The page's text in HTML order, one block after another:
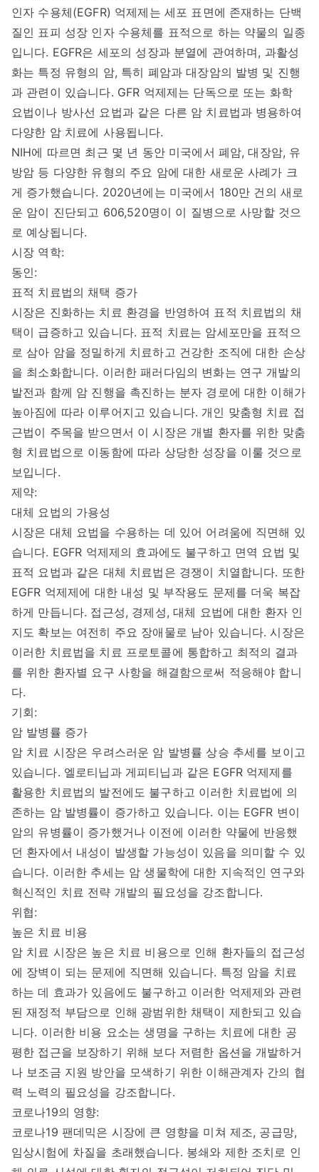
인자 수용체(EGFR) 억제제는 세포 표면에 존재하는 단백
질인 표피 성장 인자 수용체를 표적으로 하는 약물의 일종
입니다. EGFR은 세포의 성장과 분열에 관여하며, 과활성
화는 특정 유형의 암, 특히 폐암과 대장암의 발병 및 진행
과 관련이 있습니다. GFR 억제제는 단독으로 또는 화학
요법이나 방사선 요법과 같은 다른 암 치료법과 병용하여
다양한 암 치료에 사용됩니다.
NIH에 따르면 최근 몇 년 동안 미국에서 폐암, 대장암, 유
방암 등 다양한 유형의 주요 암에 대한 새로운 사례가 크
게 증가했습니다. 2020년에는 미국에서 180만 건의 새로
운 암이 진단되고 606,520명이 이 질병으로 사망할 것으
로 예상됩니다.
시장 역학:
동인:
표적 치료법의 채택 증가
시장은 진화하는 치료 환경을 반영하여 표적 치료법의 채
택이 급증하고 있습니다. 표적 치료는 암세포만을 표적으
로 삼아 암을 정밀하게 치료하고 건강한 조직에 대한 손상
을 최소화합니다. 이러한 패러다임의 변화는 연구 개발의
발전과 함께 암 진행을 촉진하는 분자 경로에 대한 이해가
높아짐에 따라 이루어지고 있습니다. 개인 맞춤형 치료 접
근법이 주목을 받으면서 이 시장은 개별 환자를 위한 맞춤
형 치료법으로 이동함에 따라 상당한 성장을 이룰 것으로
보입니다.
제약:
대체 요법의 가용성
시장은 대체 요법을 수용하는 데 있어 어려움에 직면해 있
습니다. EGFR 억제제의 효과에도 불구하고 면역 요법 및
표적 요법과 같은 대체 치료법은 경쟁이 치열합니다. 또한
EGFR 억제제에 대한 내성 및 부작용도 문제를 더욱 복잡
하게 만듭니다. 접근성, 경제성, 대체 요법에 대한 환자 인
지도 확보는 여전히 주요 장애물로 남아 있습니다. 시장은
이러한 치료법을 치료 프로토콜에 통합하고 최적의 결과
를 위한 환자별 요구 사항을 해결함으로써 적응해야 합니
다.
기회:
암 발병률 증가
암 치료 시장은 우려스러운 암 발병률 상승 추세를 보이고
있습니다. 엘로티닙과 게피티닙과 같은 EGFR 억제제를
활용한 치료법의 발전에도 불구하고 이러한 치료법에 의
존하는 암 발병률이 증가하고 있습니다. 이는 EGFR 변이
암의 유병률이 증가했거나 이전에 이러한 약물에 반응했
던 환자에서 내성이 발생할 가능성이 있음을 의미할 수 있
습니다. 이러한 추세는 암 생물학에 대한 지속적인 연구와
혁신적인 치료 전략 개발의 필요성을 강조합니다.
위협:
높은 치료 비용
암 치료 시장은 높은 치료 비용으로 인해 환자들의 접근성
에 장벽이 되는 문제에 직면해 있습니다. 특정 암을 치료
하는 데 효과가 있음에도 불구하고 이러한 억제제와 관련
된 재정적 부담으로 인해 광범위한 채택이 제한되고 있습
니다. 이러한 비용 요소는 생명을 구하는 치료에 대한 공
평한 접근을 보장하기 위해 보다 저렴한 옵션을 개발하거
나 보조금 지원 방안을 모색하기 위한 이해관계자 간의 협
력 노력의 필요성을 강조합니다.
코로나19의 영향:
코로나19 팬데믹은 시장에 큰 영향을 미쳐 제조, 공급망,
임상시험에 차질을 초래했습니다. 봉쇄와 제한 조치로 인